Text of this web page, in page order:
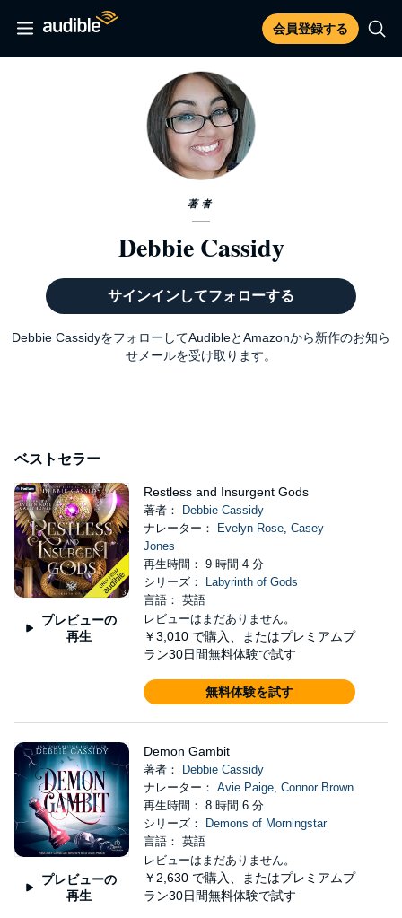
会員登録する
著者
Debbie Cassidy
サインインしてフォローする
Debbie CassidyをフォローしてAudibleとAmazonから新作のお知ら
せメールを受け取ります。
ベストセラー
プレビューの
再生
Restless and Insurgent Gods
著者：
Debbie Cassidy
ナレーター：
Evelyn Rose, Casey
Jones
再生時間： 9 時間 4 分
シリーズ：
Labyrinth of Gods
言語： 英語
レビューはまだありません。
￥3,010 で購入、またはプレミアムプ
ラン30日間無料体験で試す
無料体験を試す
プレビューの
再生
Demon Gambit
著者：
Debbie Cassidy
ナレーター： Avie Paige, Connor Brown
再生時間： 8 時間 6 分
シリーズ：
Demons of Morningstar
言語： 英語
レビューはまだありません。
￥2,630 で購入、またはプレミアムプ
ラン30日間無料体験で試す